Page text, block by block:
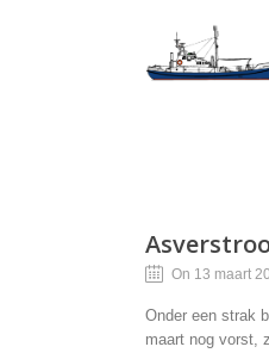
On 13 maart
Onder een strak
maart nog vorst,